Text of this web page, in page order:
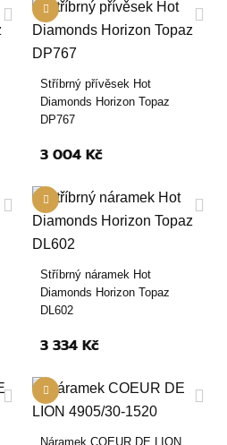
Stříbrný přívěsek Hot
Diamonds Horizon Topaz
DP767
3 004 Kč
Stříbrný náramek Hot
Diamonds Horizon Topaz
DL602
3 334 Kč
Náramek COEUR DE LION